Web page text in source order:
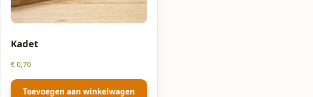
Kadet
€ 0,70
Toevoegen aan winkelwagen